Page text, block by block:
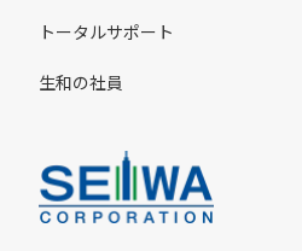
トータルサポート
生和の社員